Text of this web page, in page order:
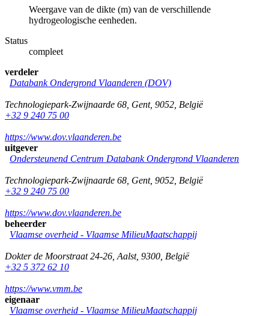
Weergave van de dikte (m) van de verschillende
hydrogeologische eenheden.
Status
compleet
verdeler
Databank Ondergrond Vlaanderen (DOV)
Technologiepark-Zwijnaarde 68 Gent, 9052 België
+32 9 240 75 00
https://www.dov.vlaanderen.be
uitgever
Ondersteunend Centrum Databank Ondergrond Vlaanderen
Technologiepark-Zwijnaarde 68 Gent, 9052 België
+32 9 240 75 00
https://www.dov.vlaanderen.be
beheerder
Vlaamse overheid - Vlaamse MilieuMaatschappij
Dokter de Moorstraat 24-26 Aalst, 9300 België
+32 5 372 62 10
https://www.vmm.be
eigenaar
Vlaamse overheid - Vlaamse MilieuMaatschappij